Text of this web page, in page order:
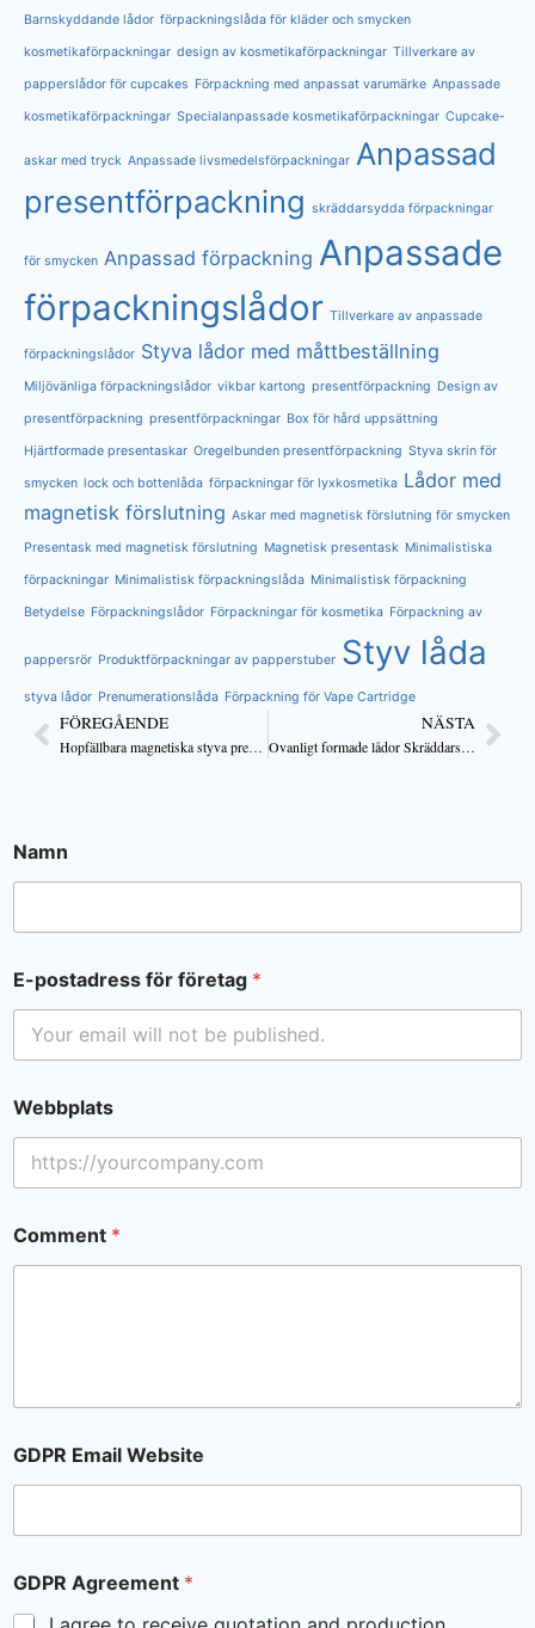
Barnskyddande lådor förpackningslåda för kläder och smycken
kosmetikaförpackningar design av kosmetikaförpackningar Tillverkare av
papperslådor för cupcakes Förpackning med anpassat varumärke Anpassade
kosmetikaförpackningar Specialanpassade kosmetikaförpackningar Cupcake-
askar med tryck Anpassade livsmedelsförpackningar Anpassad
presentförpackning skräddarsydda förpackningar
för smycken Anpassad förpackning Anpassade
förpackningslådor Tillverkare av anpassade
förpackningslådor Styva lådor med måttbeställning
Miljövänliga förpackningslådor vikbar kartong presentförpackning Design av
presentförpackning presentförpackningar Box för hård uppsättning
Hjärtformade presentaskar Oregelbunden presentförpackning Styva skrin för
smycken lock och bottenlåda förpackningar för lyxkosmetika Lådor med
magnetisk förslutning Askar med magnetisk förslutning för smycken
Presentask med magnetisk förslutning Magnetisk presentask Minimalistiska
förpackningar Minimalistisk förpackningslåda Minimalistisk förpackning
Betydelse Förpackningslådor Förpackningar för kosmetika Förpackning av
pappersrör Produktförpackningar av papperstuber Styv låda
styva lådor Prenumerationslåda Förpackning för Vape Cartridge
FÖREGÅENDE
Hopfällbara magnetiska styva presentaskar OEM-tillverkare
NÄSTA
Ovanligt formade lådor Skräddarsydd tillverkare för nischade gåvor
Namn
E-postadress för företag *
Webbplats
Comment *
GDPR Email Website
GDPR Agreement *